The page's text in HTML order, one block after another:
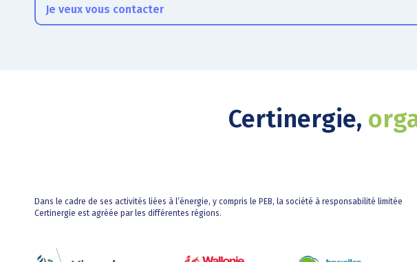
Je veux vous contacter
Certinergie,
Dans le cadre de ses activités liées à l’énergie, y compris le PEB, la société à responsabilité limitée
Certinergie est agréée par les différentes régions.